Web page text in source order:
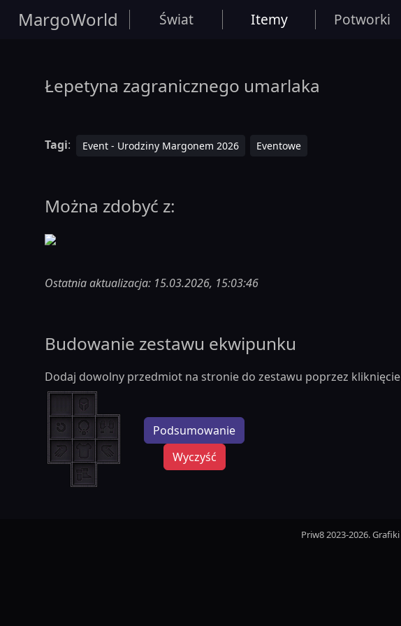
MargoWorld Świat Itemy Potworki
Łepetyna zagranicznego umarlaka
Tagi: Event - Urodziny Margonem 2026 Eventowe
Można zdobyć z:
Ostatnia aktualizacja: 15.03.2026, 15:03:46
Budowanie zestawu ekwipunku
Dodaj dowolny przedmiot na stronie do zestawu poprzez kliknięcie
Podsumowanie
Wyczyść
Priw8 2023-2026.